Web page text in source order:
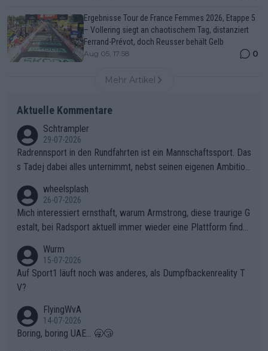
Ergebnisse Tour de France Femmes 2026, Etappe 5
– Vollering siegt an chaotischem Tag, distanziert
Ferrand-Prévot, doch Reusser behält Gelb
Aug 05, 17:58 0
Mehr Artikel
Aktuelle Kommentare
Schtrampler
29-07-2026
Radrennsport in den Rundfahrten ist ein Mannschaftssport. Das
s Tadej dabei alles unternimmt, nebst seinen eigenen Ambition
ganze Team auch mental stark zu machen und konkret am Erf
olg teilzuhaben, ist ihm ganz hoch anzurechnen. Das ist ein Zei
chen weit über den Radsport hinaus.
wheelsplash
26-07-2026
Mich interessiert ernsthaft, warum Armstrong, diese traurige G
estalt, bei Radsport aktuell immer wieder eine Plattform finde
Wurm
15-07-2026
Auf Sport1 läuft noch was anderes, als Dumpfbackenreality T
V?
FlyingWvA
14-07-2026
Boring, boring UAE... 🥱😴